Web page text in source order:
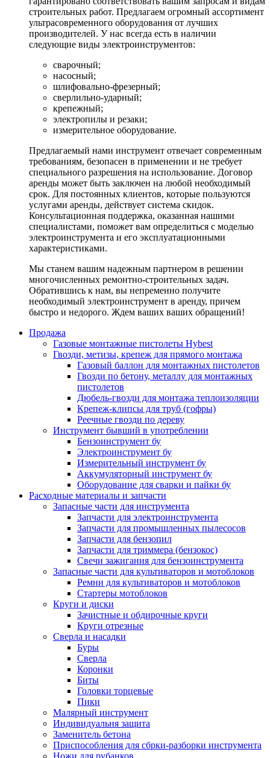
строительных работ. Предлагаем огромный ассортимент
ультрасовременного оборудования от лучших
производителей. У нас всегда есть в наличии
следующие виды электроинструментов:
сварочный;
насосный;
шлифовально-фрезерный;
сверлильно-ударный;
крепежный;
электропилы и резаки;
измерительное оборудование.
Предлагаемый нами инструмент отвечает современным
требованиям, безопасен в применении и не требует
специального разрешения на использование. Договор
аренды может быть заключен на любой необходимый
срок. Для постоянных клиентов, которые пользуются
услугами аренды, действует система скидок.
Консультационная поддержка, оказанная нашими
специалистами, поможет вам определиться с моделью
электроинструмента и его эксплуатационными
характеристиками.
Мы станем вашим надежным партнером в решении
многочисленных ремонтно-строительных задач.
Обратившись к нам, вы непременно получите
необходимый электроинструмент в аренду, причем
быстро и недорого. Ждем ваших ваших обращений!
Продажа
Газовые монтажные пистолеты Hybest
Гвозди, метизы, крепеж для прямого монтажа
Газовый баллон для монтажных пистолетов
Гвозди по бетону, металлу для монтажных
пистолетов
Дюбель-гвозди для монтажа теплоизоляции
Крепеж-клипсы для труб (гофры)
Реечные гвозди по дереву
Инструмент бывший в употреблении
Бензоинструмент бу
Электроинструмент бу
Измерительный инструмент бу
Аккумуляторный инструмент бу
Оборудование для сварки и пайки бу
Расходные материалы и запчасти
Запасные части для инструмента
Запчасти для электроинструмента
Запчасти для промышленных пылесосов
Запчасти для бензопил
Запчасти для триммера (бензокос)
Свечи зажигания для бензоинструмента
Запасные части для культиваторов и мотоблоков
Ремни для культиваторов и мотоблоков
Стартеры мотоблоков
Круги и диски
Зачистные и обдирочные круги
Круги отрезные
Сверла и насадки
Буры
Сверла
Коронки
Биты
Головки торцевые
Пики
Малярный инструмент
Индивидуальня защита
Заменитель бетона
Приспособления для сбрки-разборки инструмента
Ножи для рубанков